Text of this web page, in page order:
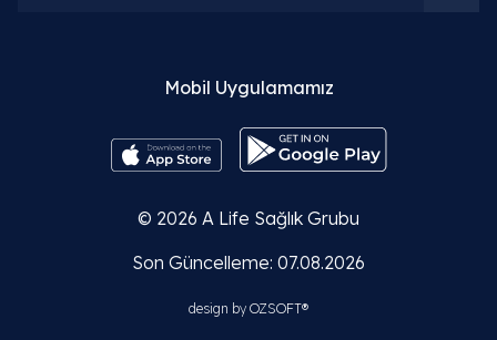
Detaylı Bilgi
Op. Dr. Rahim Aydın
Op. Dr. Mehmet Zekai Özel
Detaylı Bilgi
Mobil Uygulamamız
© 2026 A Life Sağlık Grubu
Son Güncelleme: 07.08.2026
design by OZSOFT®